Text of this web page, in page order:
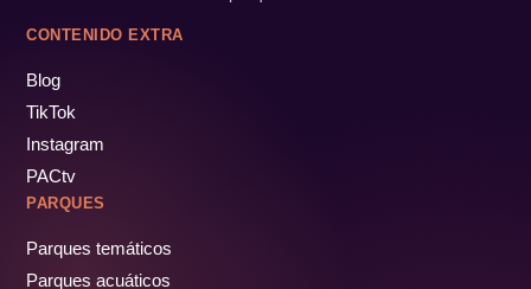
CONTENIDO EXTRA
Blog
TikTok
Instagram
PACtv
PARQUES
Parques temáticos
Parques acuáticos